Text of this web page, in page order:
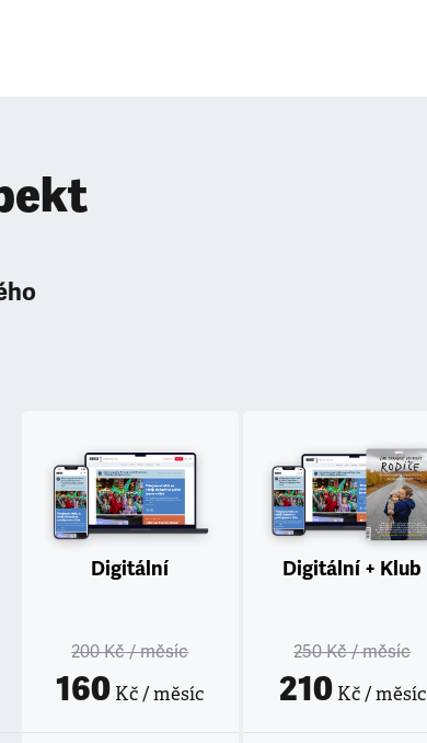
Digitální
200 Kč/ měsíc
160 Kč / měsíc
Digitální + Klub
250 Kč/ měsíc
210Kč / měsíc